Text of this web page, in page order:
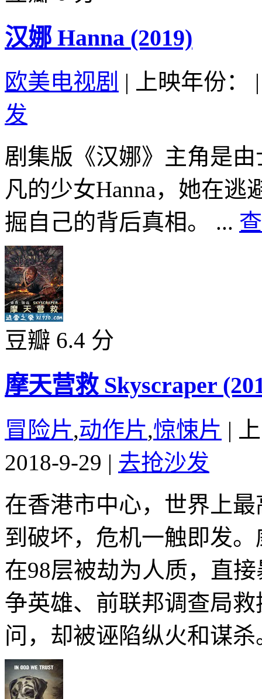
汉娜 Hanna (2019)
欧美电视剧 | 上映年份：
|
发
剧集版《汉娜》主角是
凡的少女Hanna，她在
掘自己的背后真相。 ...
豆瓣 6.4 分
摩天营救 Skyscraper
冒险片,动作片,惊悚片 |
2018-9-29 | 去抢沙发
在香港市中心，世界上
到破坏，危机一触即发
在98层被劫为人质，直
争英雄、前联邦调查局
问，却被诬陷纵火和谋